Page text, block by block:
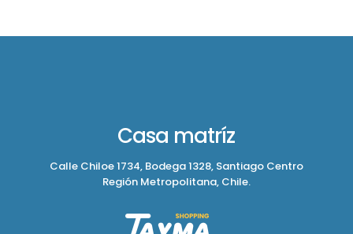
Casa matríz
Calle Chiloe 1734, Bodega 1328, Santiago Centro
Región Metropolitana, Chile.